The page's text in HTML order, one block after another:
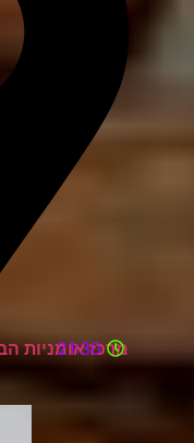
מרכז אומניות
21:30